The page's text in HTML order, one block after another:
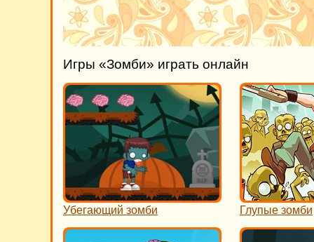
Игры «Зомби» играть онлайн
Убегающий зомби Глупые зомби